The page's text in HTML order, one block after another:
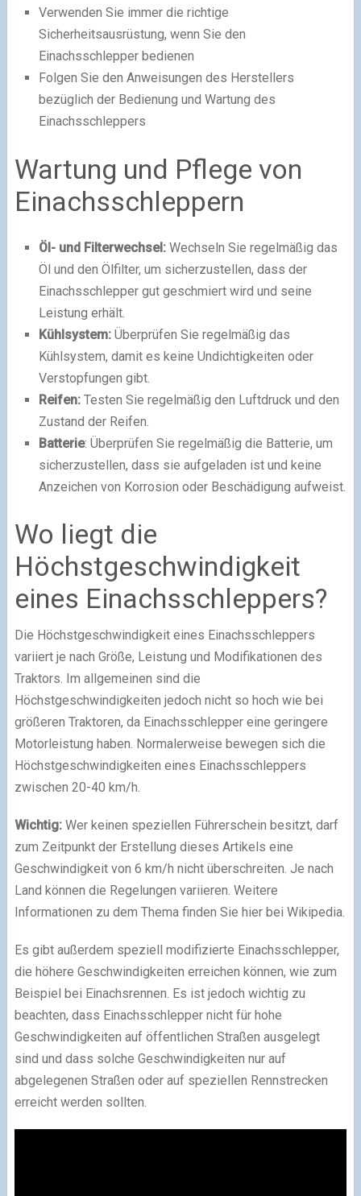
Verwenden Sie immer die richtige
Sicherheitsausrüstung, wenn Sie den
Einachsschlepper bedienen
Folgen Sie den Anweisungen des Herstellers
bezüglich der Bedienung und Wartung des
Einachsschleppers
Wartung und Pflege von
Einachsschleppern
Öl- und Filterwechsel:Wechseln Sie regelmäßig das
Öl und den Ölfilter, um sicherzustellen, dass der
Einachsschlepper gut geschmiert wird und seine
Leistung erhält.
Kühlsystem:Überprüfen Sie regelmäßig das
Kühlsystem, damit es keine Undichtigkeiten oder
Verstopfungen gibt.
Reifen:Testen Sie regelmäßig den Luftdruck und den
Zustand der Reifen.
Batterie: Überprüfen Sie regelmäßig die Batterie, um
sicherzustellen, dass sie aufgeladen ist und keine
Anzeichen von Korrosion oder Beschädigung aufweist.
Wo liegt die
Höchstgeschwindigkeit
eines Einachsschleppers?
Die Höchstgeschwindigkeit eines Einachsschleppers
variiert je nach Größe, Leistung und Modifikationen des
Traktors. Im allgemeinen sind die
Höchstgeschwindigkeiten jedoch nicht so hoch wie bei
größeren Traktoren, da Einachsschlepper eine geringere
Motorleistung haben. Normalerweise bewegen sich die
Höchstgeschwindigkeiten eines Einachsschleppers
zwischen 20-40 km/h.
Wichtig: Wer keinen speziellen Führerschein besitzt, darf
zum Zeitpunkt der Erstellung dieses Artikels eine
Geschwindigkeit von 6 km/h nicht überschreiten. Je nach
Land können die Regelungen variieren. Weitere
Informationen zu dem Thema finden Sie hier bei Wikipedia.
Es gibt außerdem speziell modifizierte Einachsschlepper,
die höhere Geschwindigkeiten erreichen können, wie zum
Beispiel bei Einachsrennen. Es ist jedoch wichtig zu
beachten, dass Einachsschlepper nicht für hohe
Geschwindigkeiten auf öffentlichen Straßen ausgelegt
sind und dass solche Geschwindigkeiten nur auf
abgelegenen Straßen oder auf speziellen Rennstrecken
erreicht werden sollten.